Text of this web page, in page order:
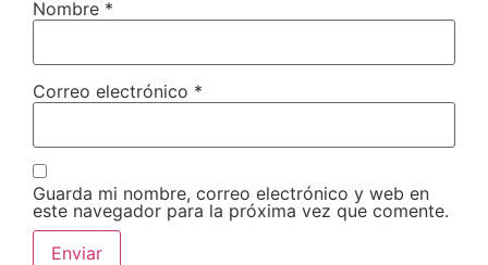
Nombre *
Correo electrónico *
Guarda mi nombre, correo electrónico y web en
este navegador para la próxima vez que comente.